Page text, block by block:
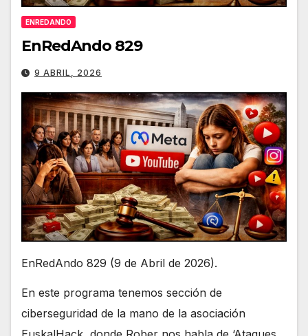
ENREDANDO
EnRedAndo 829
9 ABRIL, 2026
EnRedAndo 829 (9 de Abril de 2026).
En este programa tenemos sección de
ciberseguridad de la mano de la asociación